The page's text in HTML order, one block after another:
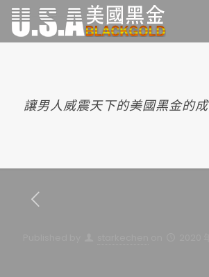
讓男人威震天下的美國黑金的